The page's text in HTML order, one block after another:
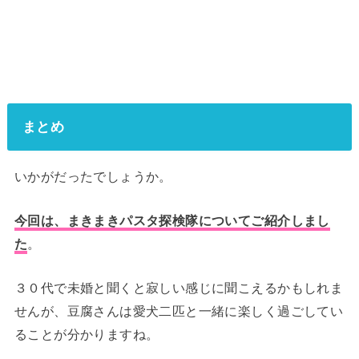
まとめ
いかがだったでしょうか。
今回は、まきまきパスタ探検隊についてご紹介しまし
た。
３０代で未婚と聞くと寂しい感じに聞こえるかもしれま
せんが、豆腐さんは愛犬二匹と一緒に楽しく過ごしてい
ることが分かりますね。